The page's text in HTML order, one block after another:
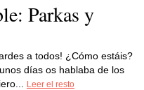
Parkas y
a todos! ¿Cómo estáis?
días os hablaba de los
Leer el resto